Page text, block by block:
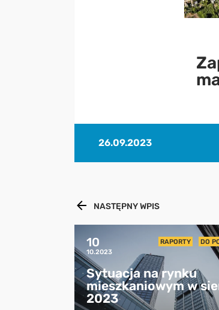
26.09.2023
NASTĘPNY WPIS
10
10.2023
RAPORTY DO
Sytuacja na rynku
mieszkaniowym w
2023